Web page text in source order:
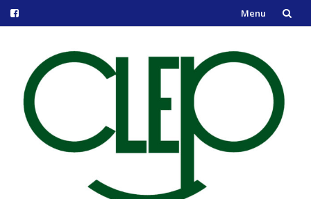
Menu
contenu